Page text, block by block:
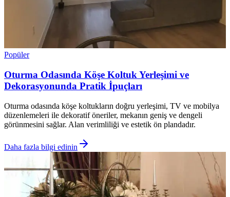
Popüler
Oturma Odasında Köşe Koltuk Yerleşimi ve
Dekorasyonunda Pratik İpuçları
Oturma odasında köşe koltukların doğru yerleşimi, TV ve mobilya
düzenlemeleri ile dekoratif öneriler, mekanın geniş ve dengeli
görünmesini sağlar. Alan verimliliği ve estetik ön plandadır.
Daha fazla bilgi edinin